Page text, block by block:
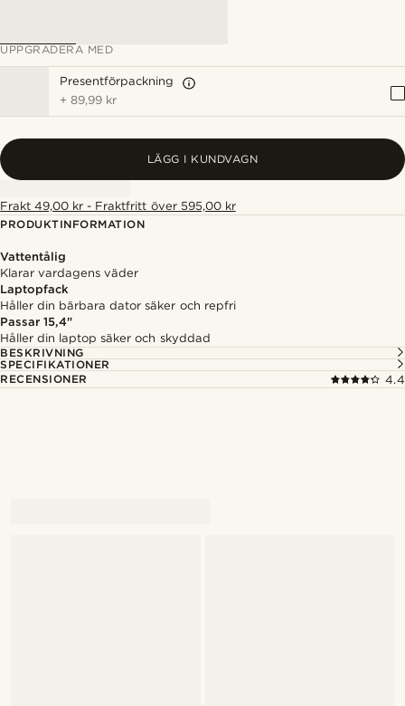
UPPGRADERA MED
Presentförpackning
+89,99 kr
LÄGG I KUNDVAGN
Frakt 49,00 kr - Fraktfritt över 595,00 kr
PRODUKTINFORMATION
Vattentålig
Klarar vardagens väder
Laptopfack
Håller din bärbara dator säker och repfri
Passar 15,4"
Håller din laptop säker och skyddad
BESKRIVNING
SPECIFIKATIONER
RECENSIONER
4.4